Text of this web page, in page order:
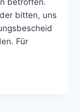
betroffen.
bitten, uns
Für